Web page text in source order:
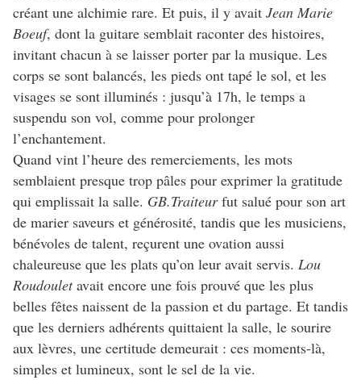
créant une alchimie rare. Et puis, il y avait Jean Marie
Boeuf, dont la guitare semblait raconter des histoires,
invitant chacun à se laisser porter par la musique. Les
corps se sont balancés, les pieds ont tapé le sol, et les
visages se sont illuminés : jusqu’à 17h, le temps a
suspendu son vol, comme pour prolonger
l’enchantement.
Quand vint l’heure des remerciements, les mots
semblaient presque trop pâles pour exprimer la gratitude
qui emplissait la salle. GB.Traiteurfut salué pour son art
de marier saveurs et générosité, tandis que les musiciens,
bénévoles de talent, reçurent une ovation aussi
chaleureuse que les plats qu’on leur avait servis. Lou
Roudouletavait encore une fois prouvé que les plus
belles fêtes naissent de la passion et du partage. Et tandis
que les derniers adhérents quittaient la salle, le sourire
aux lèvres, une certitude demeurait : ces moments-là,
simples et lumineux, sont le sel de la vie.